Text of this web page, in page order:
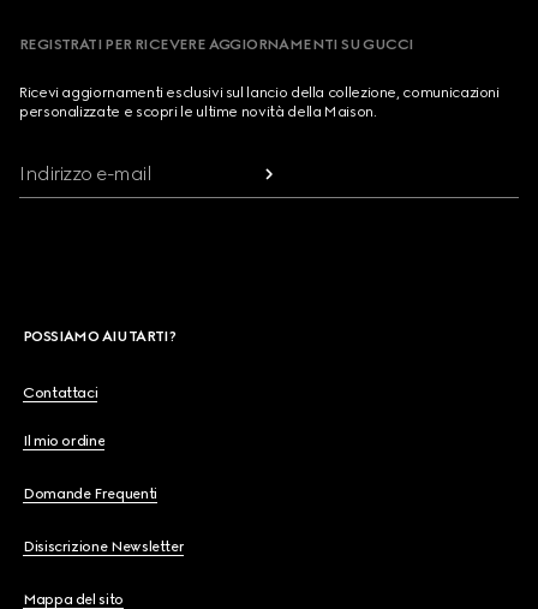
REGISTRATI PER RICEVERE AGGIORNAMENTI SU GUCCI
Ricevi aggiornamenti esclusivi sul lancio della collezione, comunicazioni
personalizzate e scopri le ultime novità della Maison.
Indirizzo e-mail
POSSIAMO AIUTARTI?
Contattaci
Il mio ordine
Domande Frequenti
Disiscrizione Newsletter
Mappa del sito